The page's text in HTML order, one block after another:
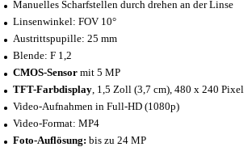
Manuelles Scharfstellen durch drehen an der Linse
Linsenwinkel: FOV 10°
Austrittspupille: 25 mm
Blende: F 1,2
CMOS-Sensor mit 5 MP
TFT-Farbdisplay, 1,5 Zoll (3,7 cm), 480 x 240 Pixel
Video-Aufnahmen in Full-HD (1080p)
Video-Format: MP4
Foto-Auflösung: bis zu 24 MP